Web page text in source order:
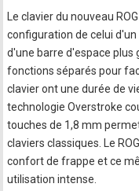
Le clavier du nouveau
configuration de celui
d'une barre d'espace plus
fonctions séparés pour
clavier ont une durée de
technologie Overstroke
touches de 1,8 mm
claviers classiques. Le
confort de frappe et ce
utilisation intense.